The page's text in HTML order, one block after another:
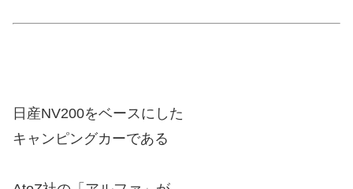
日産NV200をベースにした
キャンピングカーである